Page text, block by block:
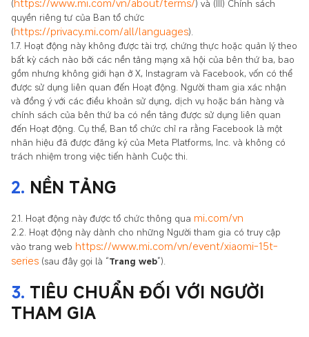
(
) và (III) Chính sách
quyền riêng tư của Ban tổ chức
(https://privacy.mi.com/all/languages).
1.7. Hoạt động này không được tài trợ, chứng thực hoặc quản lý theo
bất kỳ cách nào bởi các nền tảng mạng xã hội của bên thứ ba, bao
gồm nhưng không giới hạn ở X, Instagram và Facebook, vốn có thể
được sử dụng liên quan đến Hoạt động. Người tham gia xác nhận
và đồng ý với các điều khoản sử dụng, dịch vụ hoặc bán hàng và
chính sách của bên thứ ba có nền tảng được sử dụng liên quan
đến Hoạt động. Cụ thể, Ban tổ chức chỉ ra rằng Facebook là một
nhãn hiệu đã được đăng ký của Meta Platforms, Inc. và không có
trách nhiệm trong việc tiến hành Cuộc thi.
2. NỀN TẢNG
2.1. Hoạt động này được tổ chức thông qua mi.com/vn
2.2. Hoạt động này dành cho những Người tham gia có truy cập
vào trang web https://www.mi.com/vn/event/xiaomi-15t-
series (sau đây gọi là “Trang web”).
3. TIÊU CHUẨN ĐỐI VỚI NGƯỜI
THAM GIA